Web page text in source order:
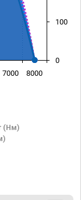
(Нм)
7000 8000
0
100